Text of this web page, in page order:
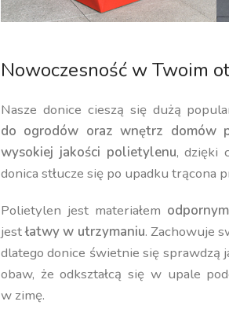
Nowoczesność w Twoim
Nasze donice cieszą się dużą
do ogrodów oraz wnętrz domów
wysokiej jakości polietylenu, dzięki
donica stłucze się po upadku trącona
Polietylen jest materiałem
jestłatwy w utrzymaniu. Zachowuje
dlatego donice świetnie się sprawdzą
obaw, że odkształcą się w upale
w zimę.